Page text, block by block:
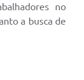
no
a busca de